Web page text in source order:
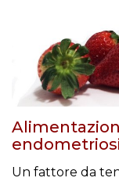
Un fattore da